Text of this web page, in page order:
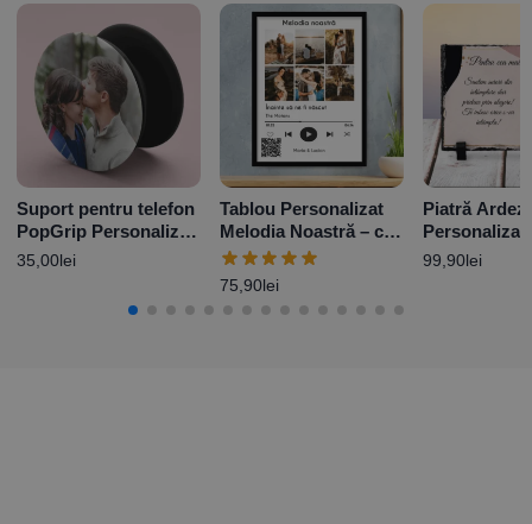
Suport pentru telefon
PopGrip Personalizat
cu poză
35,00lei
Tablou Personalizat
Melodia Noastră – cu
6 poze și nume
75,90lei
Piatră
poză și
99,90lei